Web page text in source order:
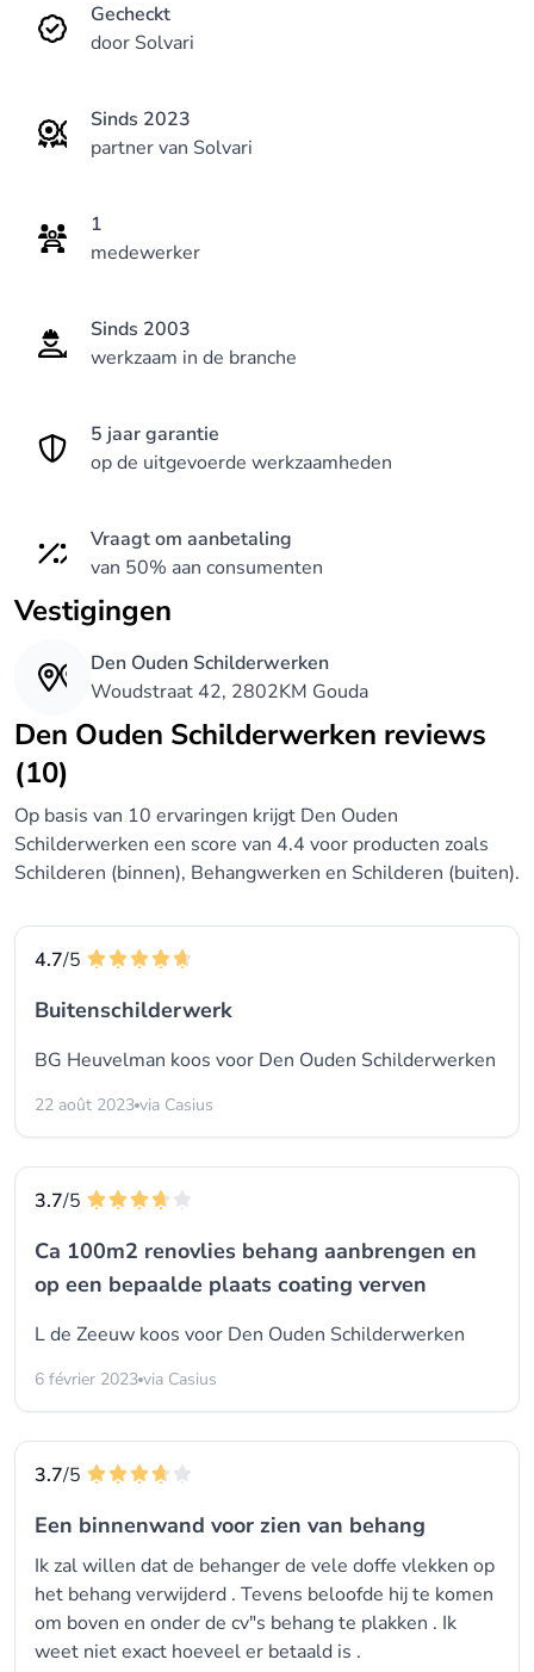
Gecheckt
door Solvari
Sinds 2023
partner van Solvari
1
medewerker
Sinds 2003
werkzaam in de branche
5 jaar garantie
op de uitgevoerde werkzaamheden
Vraagt om aanbetaling
van 50% aan consumenten
Vestigingen
Den Ouden Schilderwerken
Woudstraat 42, 2802KM Gouda
Den Ouden Schilderwerken reviews
(10)
Op basis van 10 ervaringen krijgt Den Ouden
Schilderwerken een score van 4.4 voor producten zoals
Schilderen (binnen), Behangwerken en Schilderen (buiten).
4.7/5
Buitenschilderwerk
BG Heuvelman koos voor Den Ouden Schilderwerken
22 août 2023 via Casius
3.7/5
Ca 100m2 renovlies behang aanbrengen en
op een bepaalde plaats coating verven
L de Zeeuw koos voor Den Ouden Schilderwerken
6 février 2023 via Casius
3.7/5
Een binnenwand voor zien van behang
Ik zal willen dat de behanger de vele doffe vlekken op
het behang verwijderd . Tevens beloofde hij te komen
om boven en onder de cv"s behang te plakken . Ik
weet niet exact hoeveel er betaald is .